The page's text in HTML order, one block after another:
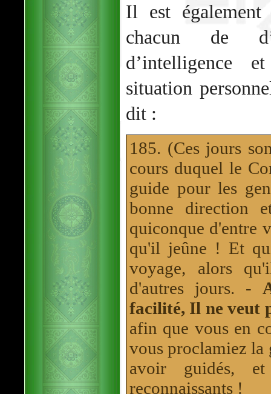
Il est
chacun de
d’intelligence
situation
dit :
185. (Ces jours
cours duquel le
guide pour les
bonne direction
quiconque d'entre
qu'il jeûne ! Et
voyage, alors
d'autres jours. -
facilité, Il ne veut
afin que vous en
vous proclamiez
avoir guidés,
reconnaissants !